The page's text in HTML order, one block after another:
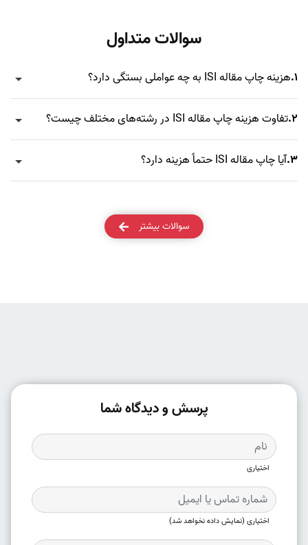
سوالات متداول
1. هزینه چاپ مقاله ISI به چه عواملی بستگی دارد؟
2.تفاوت هزینه چاپ مقاله ISI در رشته‌های مختلف چیست؟
3.آیا چاپ مقاله ISI حتماً هزینه دارد؟
سوالات بیشتر
پرسش و دیدگاه شما
اختیاری
اختیاری (نمایش داده نخواهد شد)